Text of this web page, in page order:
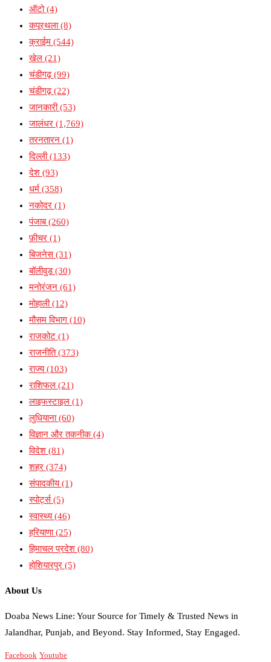
ऑटो(4)
कपूरथला(8)
क्राईम (544)
खेल (21)
चंडीगढ़(99)
चंडीगढ़(22)
जानकारी(53)
जालंधर (1,769)
तरनतारन (1)
दिल्ली(133)
देश (93)
धर्म (358)
नकोदर (1)
पंजाब(260)
फ़ीचर (1)
बिजनेस(31)
बॉलीवुड(30)
मनोरंजन (61)
मोहाली(12)
मौसम विभाग (10)
राजकोट (1)
राजनीति(373)
राज्य(103)
राशिफल (21)
लाइफस्टाइल (1)
लुधियाना(60)
विज्ञान और तकनीक(4)
विदेश (81)
शहर (374)
संपादकीय(1)
स्पोर्ट्स(5)
स्वास्थ्य(46)
हरियाणा(25)
हिमाचल प्रदेश (80)
होशियारपुर (5)
About Us
Doaba News Line: Your Source for Timely & Trusted News in
Jalandhar, Punjab, and Beyond. Stay Informed, Stay Engaged.
Facebook Youtube